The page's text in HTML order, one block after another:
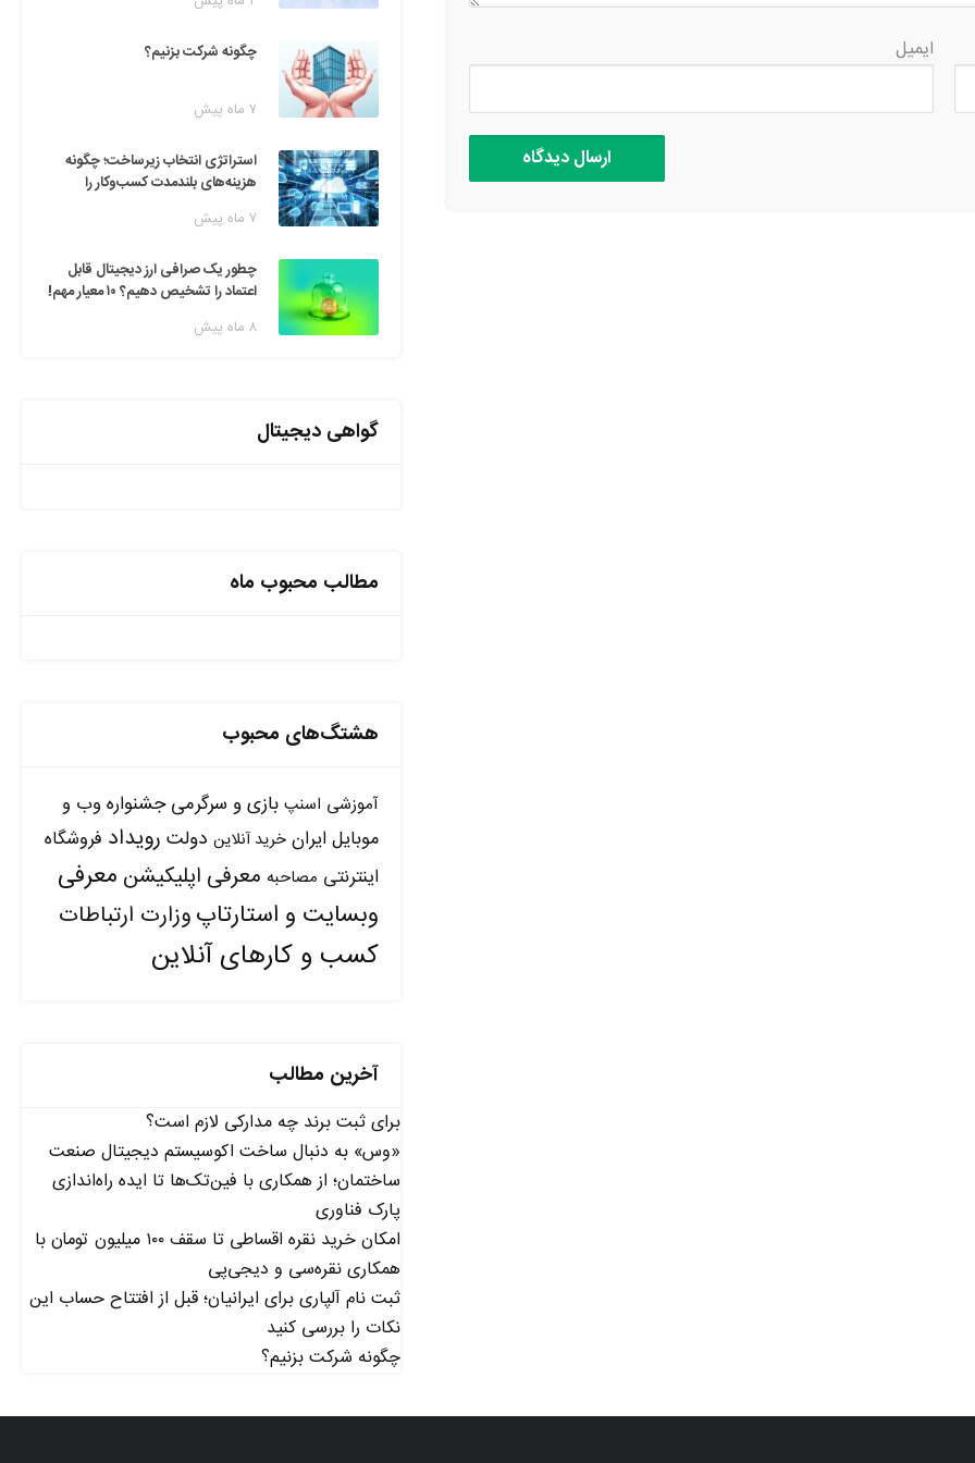
ایمیل چگونه شرکت بزنیم؟
۷ ماه پیش
استراتژی انتخاب زیرساخت؛ چگونه
هزینه‌های بلندمدت کسب‌وکار را
۷ ماه پیش
چطور یک صرافی ارز دیجیتال قابل
اعتماد را تشخیص دهیم؟ ۱۰ معیار مهم!
۸ ماه پیش
گواهی دیجیتال
مطالب محبوب ماه
هشتگ‌های محبوب
آموزشی اسنپ بازی و سرگرمی جشنواره وب و
موبایل ایران خرید آنلاین دولت رویداد فروشگاه
اینترنتی مصاحبه معرفی اپلیکیشن معرفی
وبسایت و استارتاپوزارت ارتباطات
کسب و کارهای آنلاین
آخرین مطالب
برای ثبت برند چه مدارکی لازم است؟
«وس» به دنبال ساخت اکوسیستم دیجیتال صنعت
ساختمان؛ از همکاری با فین‌تک‌ها تا ایده راه‌اندازی
پارک فناوری
امکان خرید نقره اقساطی تا سقف ۱۰۰ میلیون تومان با
همکاری نقره‌سی و دیجی‌پی
ثبت نام آلپاری برای ایرانیان؛ قبل از افتتاح حساب این
نکات را بررسی کنید
چگونه شرکت بزنیم؟